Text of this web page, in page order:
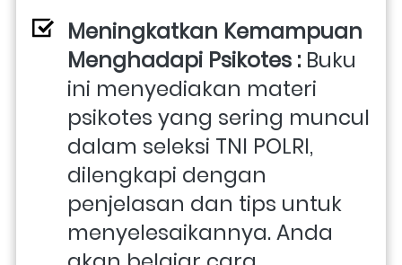
Meningkatkan Kemampuan
Menghadapi Psikotes : Buku
ini menyediakan materi
psikotes yang sering muncul
dalam seleksi TNI POLRI,
dilengkapi dengan
penjelasan dan tips untuk
menyelesaikannya. Anda